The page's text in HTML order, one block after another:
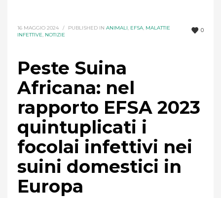
0
16 MAGGIO 2024 / PUBLISHED IN ANIMALI, EFSA, MALATTIE
INFETTIVE, NOTIZIE
Peste Suina
Africana: nel
rapporto EFSA 2023
quintuplicati i
focolai infettivi nei
suini domestici in
Europa